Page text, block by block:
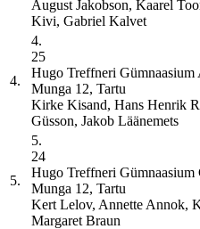
August Jakobson, Kaarel
Kivi, Gabriel Kalvet
4.
4.
25
Hugo Treffneri Gümnaasium
Munga 12, Tartu
Kirke Kisand, Hans Henrik
Güsson, Jakob Läänemets
5.
5.
24
Hugo Treffneri Gümnaasium
Munga 12, Tartu
Kert Lelov, Annette Annok,
Margaret Braun